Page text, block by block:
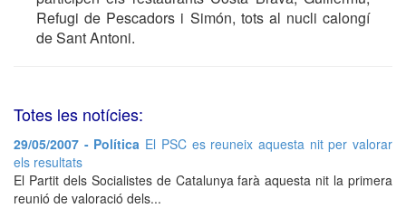
Refugi de Pescadors i Simón, tots al nucli calongí
de Sant Antoni.
Totes les notícies:
29/05/2007 - Política El PSC es reuneix aquesta nit per valorar
els resultats
El Partit dels Socialistes de Catalunya farà aquesta nit la primera
reunió de valoració dels...